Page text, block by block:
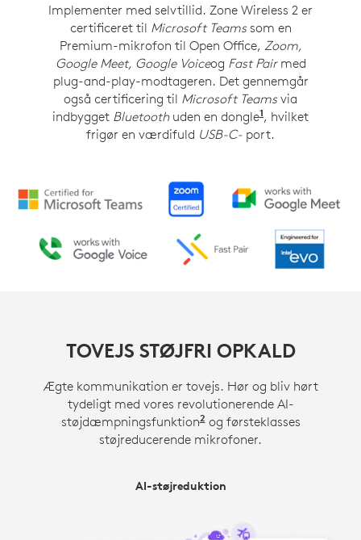
Implementer med selvtillid. Zone Wireless 2 er
certificeret til Microsoft Teamssom en
Premium-mikrofon til Open Office, Zoom,
Google Meet, Google Voiceog Fast Pairmed
plug-and-play-modtageren. Det gennemgår
også certificering til Microsoft Teamsvia
indbygget Bluetoothuden en dongle1Kræver
, hvilket
frigør en værdifuld USB-C- port.
AI-støjreduktion
OVERLEGNE STØJREDUCERENDE MIKROFONER
TOVEJS STØJFRI OPKALD
Ægte kommunikation er tovejs. Hør og bliv hørt
tydeligt med vores revolutionerende AI-
støjdæmpningsfunktion2Aktivér avanceret
og førsteklasses
støjreducerende mikrofoner.